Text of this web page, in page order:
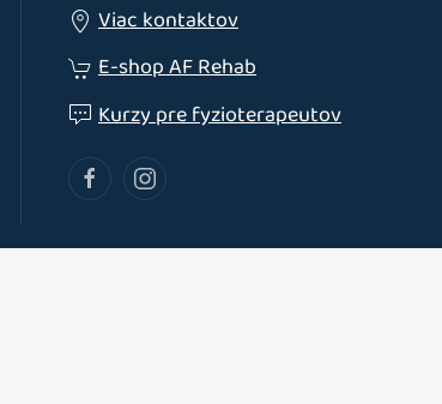
Viac kontaktov
E-shop AF Rehab
Kurzy pre fyzioterapeutov